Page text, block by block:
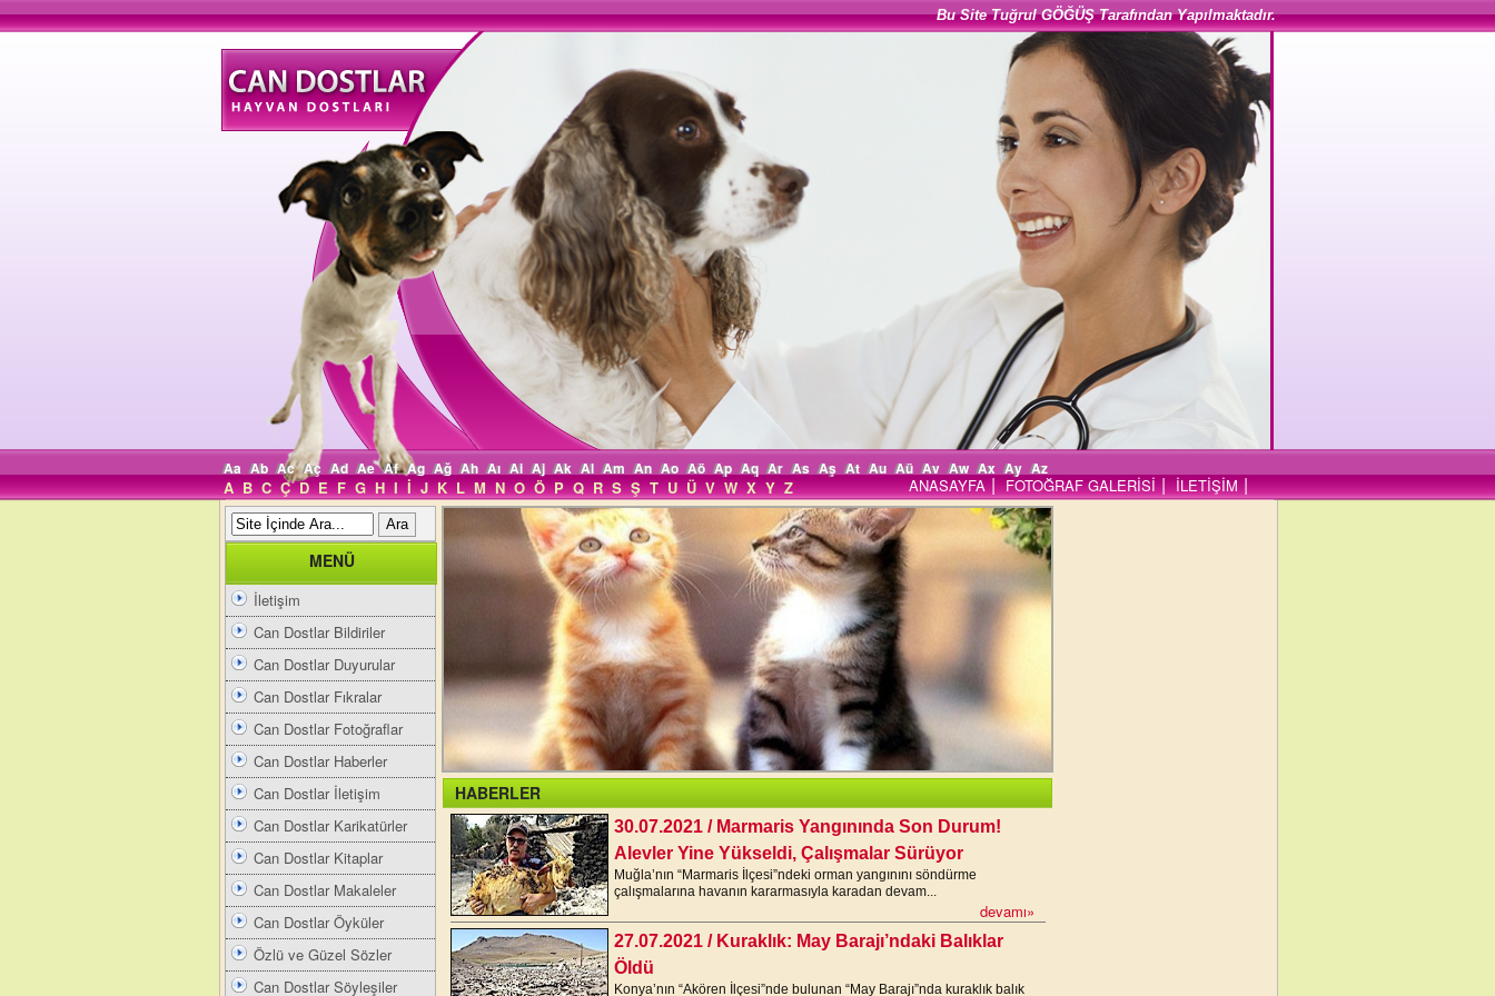
Bu Site Tuğrul GÖĞÜŞ Tarafından Yapılmaktadır.
Aa Ab Ac Aç Ad Ae Af Ag Ağ Ah Aı Ai Aj Ak Al Am An Ao Aö Ap Aq Ar As Aş At Au Aü Av Aw Ax Ay Az
A B C Ç D E F G H I İ J K L M N O Ö P Q R S Ş T U Ü V W X Y Z ANASAYFA | FOTOĞRAF GALERİSİ | İLETİŞİM |
MENÜ
İletişim
Can Dostlar Bildiriler
Can Dostlar Duyurular
Can Dostlar Fıkralar
Can Dostlar Fotoğraflar
Can Dostlar Haberler
Can Dostlar İletişim
Can Dostlar Karikatürler
Can Dostlar Kitaplar
Can Dostlar Makaleler
Can Dostlar Öyküler
Özlü ve Güzel Sözler
Can Dostlar Söyleşiler
HABERLER
30.07.2021 / Marmaris Yangınında Son Durum!
Alevler Yine Yükseldi, Çalışmalar Sürüyor
Muğla’nın “Marmaris İlçesi”ndeki orman yangınını söndürme
çalışmalarına havanın kararmasıyla karadan devam...
devamı»
27.07.2021 / Kuraklık: May Barajı’ndaki Balıklar
Öldü
Konya’nın “Akören İlçesi”nde bulunan “May Barajı”nda kuraklık balık